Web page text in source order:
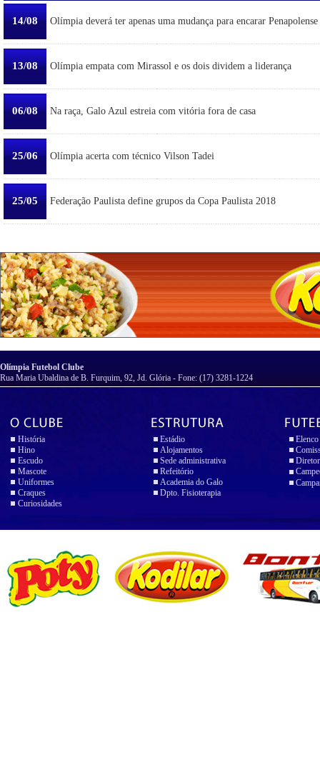
14/08 Olímpia deverá ter apenas uma mudança para encarar Penapolense
13/08 Olímpia empata com Mirassol e os dois dividem a liderança
06/08 Na raça, Galo Azul estreia com vitória fora de casa
25/06 Olímpia acerta com técnico Vilson Tadei
25/05 Federação Paulista define grupos da Copa Paulista 2018
Olímpia Futebol Clube
Rua Maria Ubaldina de B. Furquim, 92, Jd. Glória - Fone: (17) 3281-1224
História
Hino
Escudo
Mascote
Uniformes
Craques
Curiosidades
Estádio
Alojamentos
Sede administrativa
Refeitório
Academia do Galo
Dpto. Fisioterapia
Elenco